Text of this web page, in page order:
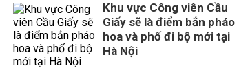
Khu vực Công viên Cầu
Giấy sẽ là điểm bắn pháo
hoa và phố đi bộ mới tại
Hà Nội